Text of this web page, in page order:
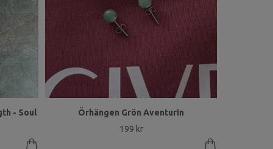
- Soul
Örhängen Grön Aventurin
199 kr